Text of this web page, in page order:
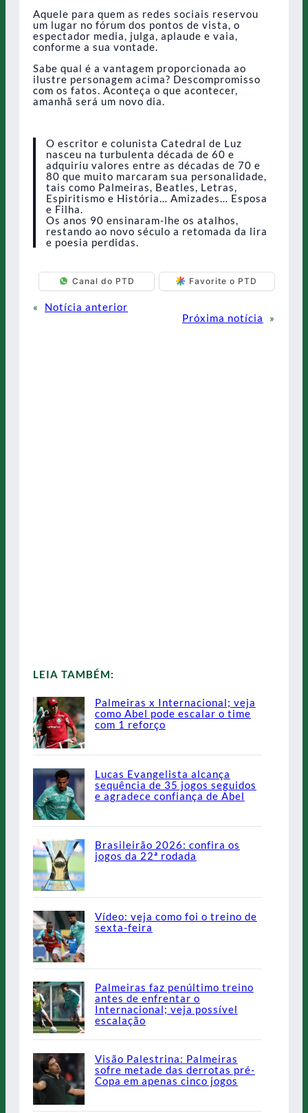
Aquele para quem as redes sociais reservou
um lugar no fórum dos pontos de vista, o
espectador media, julga, aplaude e vaia,
conforme a sua vontade.
Sabe qual é a vantagem proporcionada ao
ilustre personagem acima? Descompromisso
com os fatos. Aconteça o que acontecer,
amanhã será um novo dia.
O escritor e colunista Catedral de Luz
nasceu na turbulenta década de 60 e
adquiriu valores entre as décadas de 70 e
80 que muito marcaram sua personalidade,
tais como Palmeiras, Beatles, Letras,
Espiritismo e História… Amizades… Esposa
e Filha.
Os anos 90 ensinaram-lhe os atalhos,
restando ao novo século a retomada da lira
e poesia perdidas.
Canal do PTD Favorite o PTD
«
Notícia anterior
Próxima notícia
»
LEIA TAMBÉM:
Palmeiras x Internacional; veja
como Abel pode escalar o time
com 1 reforço
Lucas Evangelista alcança
sequência de 35 jogos seguidos
e agradece confiança de Abel
Brasileirão 2026: confira os
jogos da 22ª rodada
Vídeo: veja como foi o treino de
sexta-feira
Palmeiras faz penúltimo treino
antes de enfrentar o
Internacional; veja possível
escalação
Visão Palestrina: Palmeiras
sofre metade das derrotas pré-
Copa em apenas cinco jogos